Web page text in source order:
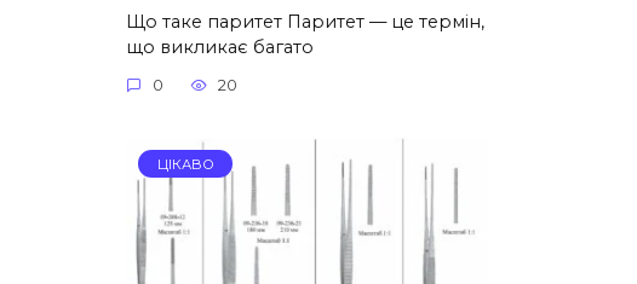
Що таке паритет Паритет — це термін,
що викликає багато
0 20
ЦІКАВО